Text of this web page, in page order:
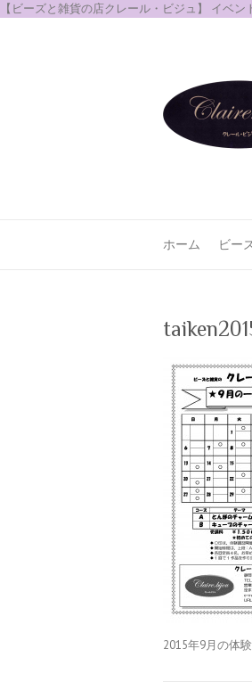
【ビーズと雑貨の店クレール・ビジュ】 イベ
ホーム ビー
2015年9月の体